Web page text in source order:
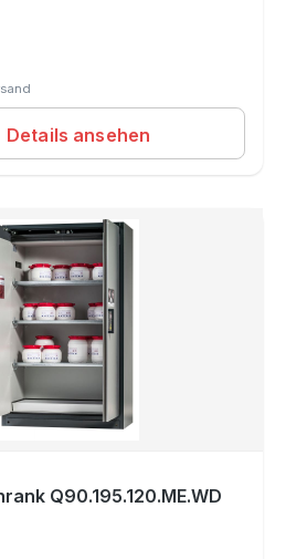
Details ansehen
Q90.195.120.ME.WD